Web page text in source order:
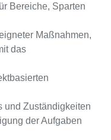
Bereiche, Sparten
Maßnahmen,
das
und Zuständigkeiten
der Aufgaben